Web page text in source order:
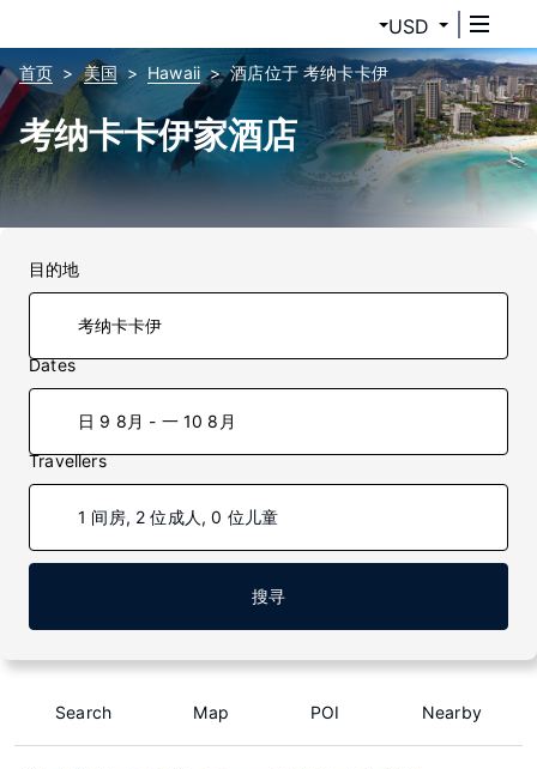
USD
首页 美国 Hawaii 酒店位于 考纳卡卡伊
考纳卡卡伊家酒店
目的地
Dates
日 9 8月 - 一 10 8月
Travellers
1 间房, 2 位成人, 0 位儿童
搜寻
Search Map POI Nearby